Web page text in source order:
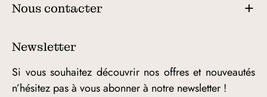
Nous contacter
Newsletter
Si vous souhaitez découvrir nos offres et nouveautés
n’hésitez pas à vous abonner à notre newsletter !